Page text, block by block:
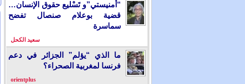
“أمنيستي”و تَسْليع حقوق الإنسان…
قضية بوعلام صنصال تفضح
سماسرة
سعيد الكحل
ما الذي “يؤلم” الجزائر في دعم
فرنسا لمغربية الصحراء؟
orientplus